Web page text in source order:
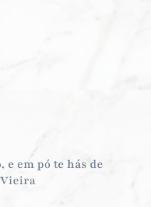
e em pó te hás de
Vieira